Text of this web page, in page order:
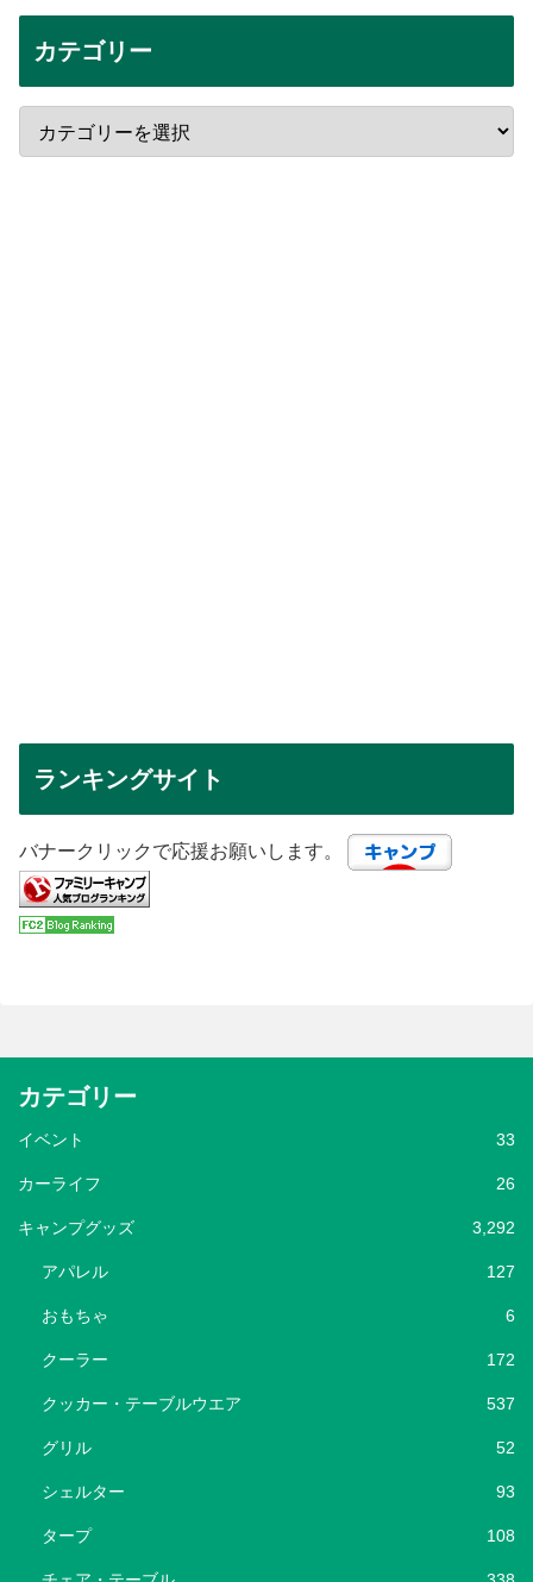
カテゴリー
ランキングサイト
バナークリックで応援お願いします。
カテゴリー
イベント 33
カーライフ 26
キャンプグッズ 3,292
アパレル 127
おもちゃ 6
クーラー 172
クッカー・テーブルウエア 537
グリル 52
シェルター 93
タープ 108